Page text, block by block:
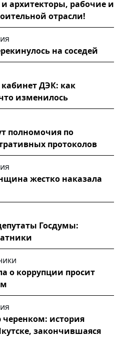
архитекторы, рабочие и
отрасли!
на соседей
ДЭК: как
изменилось
полномочия по
протоколов
жестко наказала
Госдумы:
о коррупции просит
история
закончившаяся